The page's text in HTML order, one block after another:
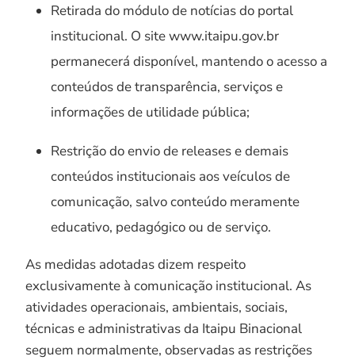
Retirada do módulo de notícias do portal
institucional. O site www.itaipu.gov.br
permanecerá disponível, mantendo o acesso a
conteúdos de transparência, serviços e
informações de utilidade pública;
Restrição do envio de releases e demais
conteúdos institucionais aos veículos de
comunicação, salvo conteúdo meramente
educativo, pedagógico ou de serviço.
As medidas adotadas dizem respeito
exclusivamente à comunicação institucional. As
atividades operacionais, ambientais, sociais,
técnicas e administrativas da Itaipu Binacional
seguem normalmente, observadas as restrições